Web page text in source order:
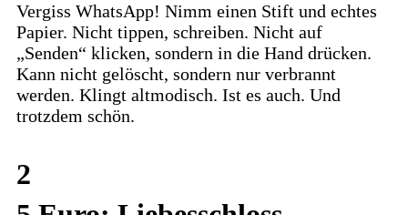
Vergiss WhatsApp! Nimm einen Stift und echtes
Papier. Nicht tippen, schreiben. Nicht auf
„Senden“ klicken, sondern in die Hand drücken.
Kann nicht gelöscht, sondern nur verbrannt
werden. Klingt altmodisch. Ist es auch. Und
trotzdem schön.
2